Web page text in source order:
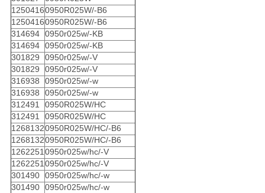
12504160950R025W/-B6
12504160950R025W/-B6
314694 0950r025w/-KB
314694 0950r025w/-KB
301829
0950r025w/-V
301829
0950r025w/-V
316938
0950r025w/-w
316938
0950r025w/-w
312491
0950R025W/HC
312491
0950R025W/HC
12681320950R025W/HC/-B6
12681320950R025W/HC/-B6
1262251 0950r025w/hc/-V
1262251 0950r025w/hc/-V
301490 0950r025w/hc/-w
301490 0950r025w/hc/-w